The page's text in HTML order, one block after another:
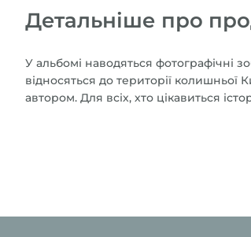
Детальніше про
У альбомі наводяться фотографічні
відносяться до території колишньої
автором. Для всіх, хто цікавиться